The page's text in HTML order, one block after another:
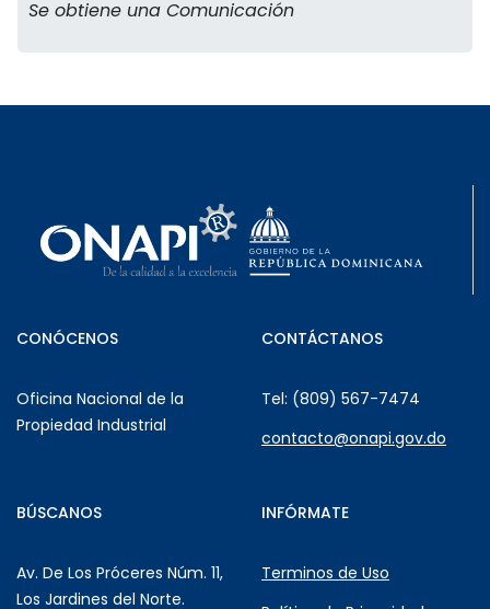
Se obtiene una Comunicación
CONÓCENOS
Oficina Nacional de la
Propiedad Industrial
CONTÁCTANOS
Tel: (809) 567-7474
contacto@onapi.gov.do
BÚSCANOS
Av. De Los Próceres Núm. 11,
Los Jardines del Norte.
INFÓRMATE
Terminos de Uso